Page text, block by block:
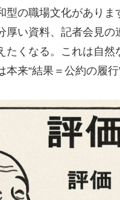
型の職場文化があり
厚い資料、記者会見
たくなる。これは自然
本来“結果＝公約の履